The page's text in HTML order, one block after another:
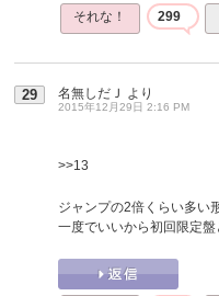
それな！ 299
29 名無しだＪ より
2015年12月29日 2:16 PM
>>13
ジャンプの2倍くらい多い
一度でいいから初回限定